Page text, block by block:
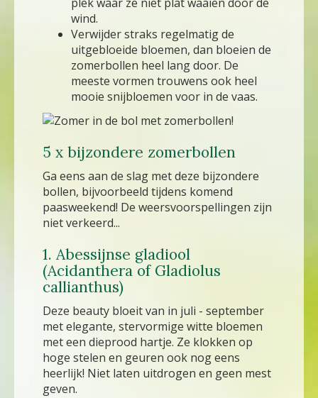
wind.
Verwijder straks regelmatig de
uitgebloeide bloemen, dan bloeien de
zomerbollen heel lang door. De
meeste vormen trouwens ook heel
mooie snijbloemen voor in de vaas.
5 x bijzondere zomerbollen
Ga eens aan de slag met deze bijzondere
bollen, bijvoorbeeld tijdens komend
paasweekend! De weersvoorspellingen zijn
niet verkeerd...
1. Abessijnse gladiool
(Acidanthera of Gladiolus
callianthus)
Deze beauty bloeit van in juli - september
met elegante, stervormige witte bloemen
met een dieprood hartje. Ze klokken op
hoge stelen en geuren ook nog eens
heerlijk! Niet laten uitdrogen en geen mest
geven.